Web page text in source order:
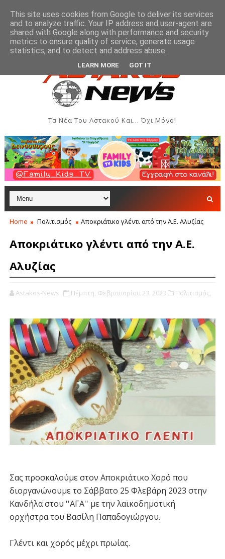
Δημιουργιών του Συλλόγου Γυναικών Αστακού ΠΟΛΙΤΙΣΜΌΣ
Τα Νέα Του Αστακού Και... Όχι Μόνο!
Home Πολιτισμός Αποκριάτικο γλέντι από την Α.Ε. Αλυζίας
Αποκριάτικο γλέντι από την Α.Ε.
Αλυζίας
Astakos-News Πέμπτη, Φεβρουαρίου 23, 2023 Πολιτισμός,
Σας προσκαλούμε στον Αποκριάτικο Χορό που
διοργανώνουμε το Σάββατο 25 Φλεβάρη 2023 στην
Κανδήλα στου ''ΑΓΑ'' με την λαϊκοδημοτική
ορχήστρα του Βασίλη Παπαδογιώργου.
Γλέντι και χορός μέχρι πρωίας.
This site uses cookies from Google to deliver its services
and to analyze traffic. Your IP address and user-agent are
shared with Google along with performance and security
metrics to ensure quality of service, generate usage
statistics, and to detect and address abuse.
LEARN MORE GOT IT